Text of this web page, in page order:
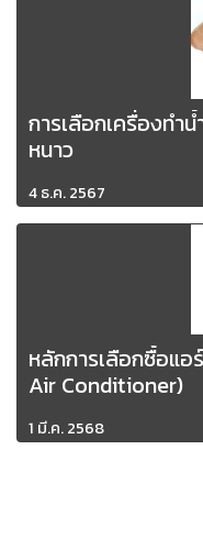
การเลือกเครื่องทำ
หนาว
4 ธ.ค. 2567
หลักการเลือกซื้อแ
Air Conditioner)
1 มี.ค. 2568